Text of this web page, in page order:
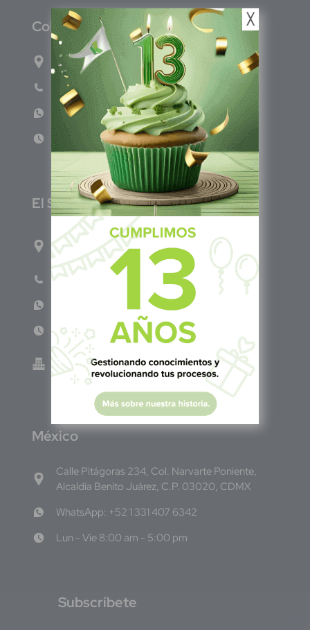
Colombia
Carrera 71G #117-67 INT 3 OFI 701
Teléfono: (601) 522 3869
WhatsApp: +57 317 4651554
Lun - Vie 8:00am - 5:00pm
El Salvador
1ro Cll Pte, y 61 Av Nte, #3206, Local 9, San
Salvador Centro
Teléfono: +503 6986 1402
WhatsApp: +503 7687 3923
Lun - Vie 8:00am - 5:00pm
Green Know S.A de C.V - El Salvador 0614-
220118-102-0
México
Calle Pitágoras 234, Col. Narvarte Poniente,
Alcaldía Benito Juárez, C.P. 03020, CDMX
WhatsApp: +52 1 331 407 6342
Lun - Vie 8:00 am - 5:00 pm
Subscríbete
╳